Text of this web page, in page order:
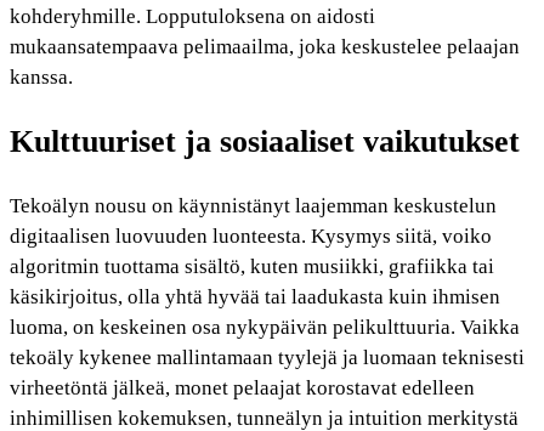
kohderyhmille. Lopputuloksena on aidosti
mukaansatempaava pelimaailma, joka keskustelee pelaajan
kanssa.
Kulttuuriset ja sosiaaliset vaikutukset
Tekoälyn nousu on käynnistänyt laajemman keskustelun
digitaalisen luovuuden luonteesta. Kysymys siitä, voiko
algoritmin tuottama sisältö, kuten musiikki, grafiikka tai
käsikirjoitus, olla yhtä hyvää tai laadukasta kuin ihmisen
luoma, on keskeinen osa nykypäivän pelikulttuuria. Vaikka
tekoäly kykenee mallintamaan tyylejä ja luomaan teknisesti
virheetöntä jälkeä, monet pelaajat korostavat edelleen
inhimillisen kokemuksen, tunneälyn ja intuition merkitystä